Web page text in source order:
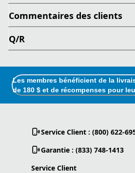
Commentaires des clients
Q/R
Les membres bénéficient de la
de 180 $ et de récompenses pour
Service Client : (800) 622-
Garantie : (833) 748-1413
Service Client